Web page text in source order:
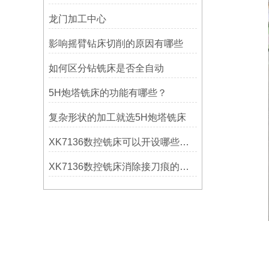
龙门加工中心
影响摇臂钻床切削的原因有哪些
如何区分钻铣床是否全自动
5H炮塔铣床的功能有哪些？
复杂形状的加工就选5H炮塔铣床
XK7136数控铣床可以开设哪些考核项目？
XK7136数控铣床消除接刀痕的操作